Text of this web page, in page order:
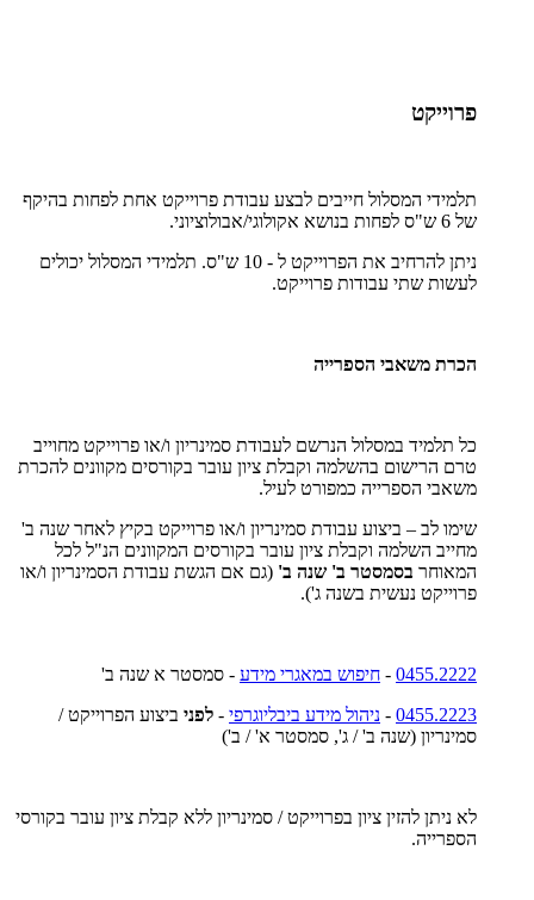
פרוייקט
תלמידי המסלול חייבים לבצע עבודת פרוייקט אחת לפחות בהיקף
של 6 ש"ס לפחות בנושא אקולוגי/אבולוציוני.
ניתן להרחיב את הפרוייקט ל - 10 ש"ס. תלמידי המסלול יכולים
לעשות שתי עבודות פרוייקט.
הכרת משאבי הספרייה
כל תלמיד במסלול הנרשם לעבודת סמינריון ו/או פרוייקט מחוייב
טרם הרישום בהשלמה וקבלת ציון עובר בקורסים מקוונים להכרת
משאבי הספרייה כמפורט לעיל.
שימו לב – ביצוע עבודת סמינריון ו/או פרוייקט בקיץ לאחר שנה ב'
מחייב השלמה וקבלת ציון עובר בקורסים המקוונים הנ"ל לכל
המאוחר בסמסטר ב' שנה ב' (גם אם הגשת עבודת הסמינריון ו/או
פרוייקט נעשית בשנה ג').
0455.2222
- חיפוש במאגרי מידע - סמסטר א שנה ב'
0455.2223
- ניהול מידע ביבליוגרפי - לפני ביצוע הפרוייקט /
סמינריון (שנה ב' / ג', סמסטר א' / ב')
לא ניתן להזין ציון בפרוייקט / סמינריון ללא קבלת ציון עובר בקורסי
הספרייה.